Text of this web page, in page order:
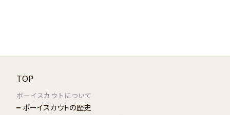
TOP
ボーイスカウトについて
ボーイスカウトの歴史